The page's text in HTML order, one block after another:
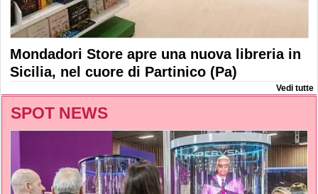
Mondadori Store apre una nuova libreria in
Sicilia, nel cuore di Partinico (Pa)
Vedi tutte
SPOT NEWS